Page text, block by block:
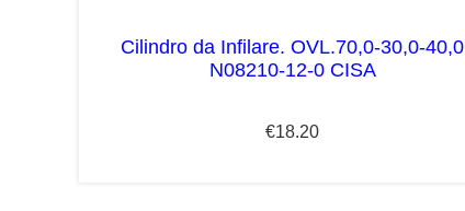
Cilindro da Infilare. OVL.70,0-30,0-40,0
N08210-12-0 CISA
€18.20